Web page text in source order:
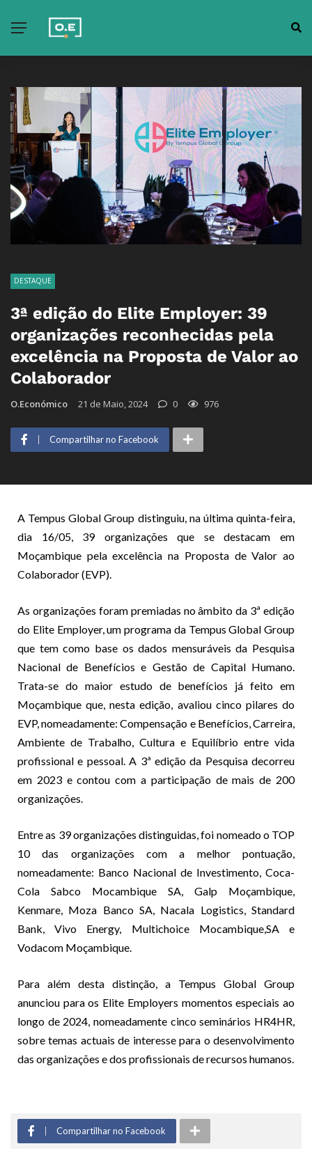
DESTAQUE
3ª edição do Elite Employer: 39
organizações reconhecidas pela
excelência na Proposta de Valor ao
Colaborador
O.Económico 21 de Maio, 2024 0 976
Compartilhar no Facebook
A Tempus Global Group distinguiu, na última quinta-feira,
dia 16/05, 39 organizações que se destacam em
Moçambique pela excelência na Proposta de Valor ao
Colaborador (EVP).
As organizações foram premiadas no âmbito da 3ª edição
do Elite Employer, um programa da Tempus Global Group
que tem como base os dados mensuráveis da Pesquisa
Nacional de Benefícios e Gestão de Capital Humano.
Trata-se do maior estudo de benefícios já feito em
Moçambique que, nesta edição, avaliou cinco pilares do
EVP, nomeadamente: Compensação e Benefícios, Carreira,
Ambiente de Trabalho, Cultura e Equilíbrio entre vida
profissional e pessoal. A 3ª edição da Pesquisa decorreu
em 2023 e contou com a participação de mais de 200
organizações.
Entre as 39 organizações distinguidas, foi nomeado o TOP
10 das organizações com a melhor pontuação,
nomeadamente: Banco Nacional de Investimento, Coca-
Cola Sabco Mocambique SA, Galp Moçambique,
Kenmare, Moza Banco SA, Nacala Logistics, Standard
Bank, Vivo Energy, Multichoice Mocambique,SA e
Vodacom Moçambique.
Para além desta distinção, a Tempus Global Group
anunciou para os Elite Employers momentos especiais ao
longo de 2024, nomeadamente cinco seminários HR4HR,
sobre temas actuais de interesse para o desenvolvimento
das organizações e dos profissionais de recursos humanos.
Compartilhar no Facebook